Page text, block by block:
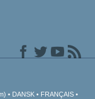
DANSK FRANÇAIS